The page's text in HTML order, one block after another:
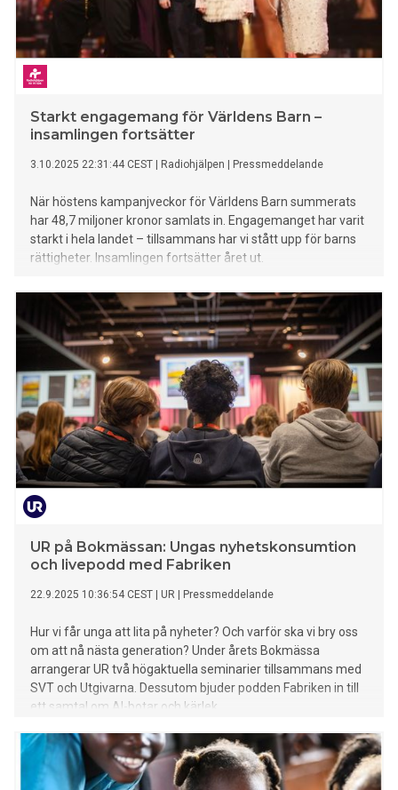
Starkt engagemang för Världens Barn –
insamlingen fortsätter
3.10.2025 22:31:44 CEST Radiohjälpen Pressmeddelande
När höstens kampanjveckor för Världens Barn summerats
har 48,7 miljoner kronor samlats in. Engagemanget har varit
starkt i hela landet – tillsammans har vi stått upp för barns
rättigheter. Insamlingen fortsätter året ut.
UR på Bokmässan: Ungas nyhetskonsumtion
och livepodd med Fabriken
22.9.2025 10:36:54 CEST UR Pressmeddelande
Hur vi får unga att lita på nyheter? Och varför ska vi bry oss
om att nå nästa generation? Under årets Bokmässa
arrangerar UR två högaktuella seminarier tillsammans med
SVT och Utgivarna. Dessutom bjuder podden Fabriken in till
ett samtal om AI-botar och kärlek.